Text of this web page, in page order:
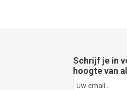
Schrijf je in
hoogte van